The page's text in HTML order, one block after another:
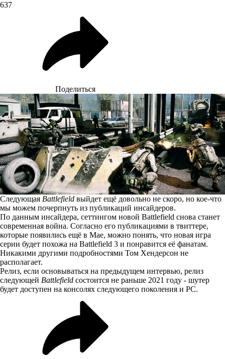
637
Поделиться
Следующая Battlefield выйдет ещё довольно не скоро, но кое-что
мы можем почерпнуть из публикаций инсайдеров.
По данным инсайдера, сеттингом новой Battlefield снова станет
современная война. Согласно его публикациями в твиттере,
которые появились ещё в Мае, можно понять, что новая игра
серии будет похожа на Battlefield 3 и понравится её фанатам.
Никакими другими подробностями Том Хендерсон не
располагает.
Релиз, если основываться на предыдущем интервью, релиз
следующей Battlefield состоится не раньше 2021 году - шутер
будет доступен на консолях следующего поколения и PC.